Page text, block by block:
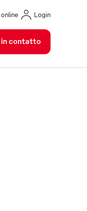
Login
contatto